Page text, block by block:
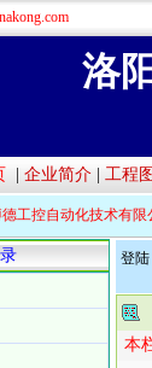
洛
企业简介| 工程
工控自动化技术有限
登陆
本